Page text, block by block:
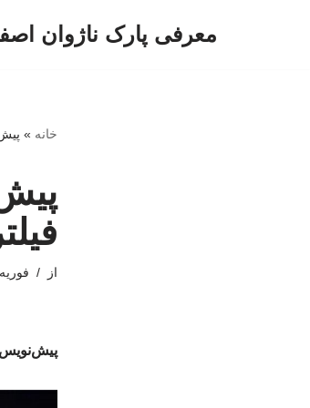
معرفی پارک ناژوان
خانه »
از فوریه 3, 2026
پیش‌نویس